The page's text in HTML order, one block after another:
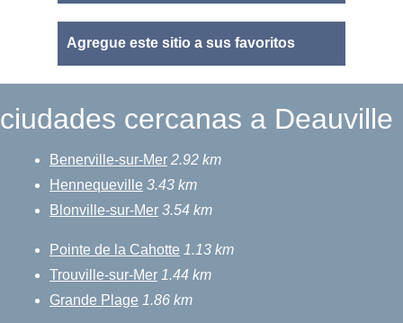
Agregue este sitio a sus favoritos
ciudades cercanas a Deauville
Benerville-sur-Mer 2.92 km
Hennequeville 3.43 km
Blonville-sur-Mer 3.54 km
Pointe de la Cahotte 1.13 km
Trouville-sur-Mer 1.44 km
Grande Plage 1.86 km